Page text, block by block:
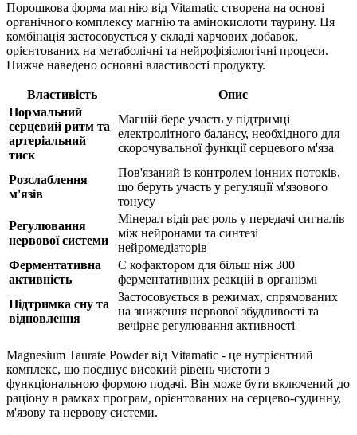
Порошкова форма магнію від Vitamatic створена на основі
органічного комплексу магнію та амінокислоти таурину. Ця
комбінація застосовується у складі харчових добавок,
орієнтованих на метаболічні та нейрофізіологічні процеси.
Нижче наведено основні властивості продукту.
Властивість
Опис
Нормальний
серцевий ритм та
артеріальний
тиск
Магній бере участь у підтримці
електролітного балансу, необхідного для
скорочувальної функції серцевого м'яза
Розслаблення
м'язів
Пов'язаний із контролем іонних потоків,
що беруть участь у регуляції м'язового
тонусу
Регулювання
нервової системи
Мінерал відіграє роль у передачі сигналів
між нейронами та синтезі
нейромедіаторів
Ферментативна
активність
Є кофактором для більш ніж 300
ферментативних реакцій в організмі
Підтримка сну та
відновлення
Застосовується в режимах, спрямованих
на зниження нервової збудливості та
вечірнє регулювання активності
Magnesium Taurate Powder від Vitamatic - це нутрієнтний
комплекс, що поєднує високий рівень чистоти з
функціональною формою подачі. Він може бути включений до
раціону в рамках програм, орієнтованих на серцево-судинну,
м'язову та нервову системи.